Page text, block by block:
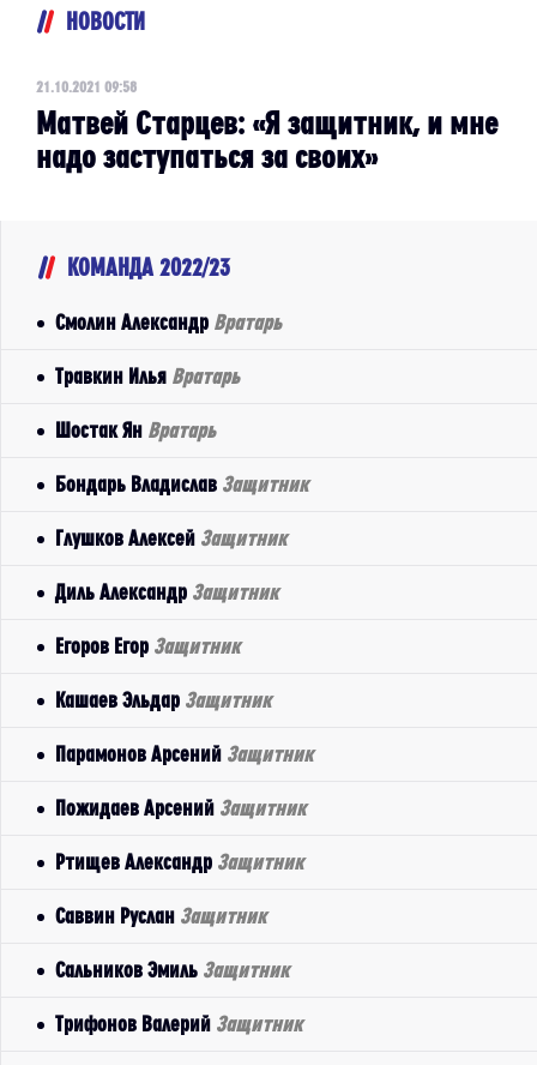
НОВОСТИ
21.10.2021 09:58
Матвей Старцев: «Я защитник, и мне
надо заступаться за своих»
КОМАНДА 2022/23
Смолин Александр Вратарь
Травкин Илья Вратарь
Шостак Ян Вратарь
Бондарь Владислав Защитник
Глушков Алексей Защитник
Диль Александр Защитник
Егоров Егор Защитник
Кашаев Эльдар Защитник
Парамонов Арсений Защитник
Пожидаев Арсений Защитник
Ртищев Александр Защитник
Саввин Руслан Защитник
Сальников Эмиль Защитник
Трифонов Валерий Защитник